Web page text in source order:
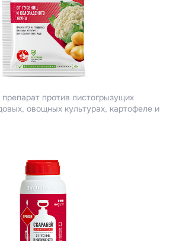
против листогрызущих
овощных культурах, картофеле и